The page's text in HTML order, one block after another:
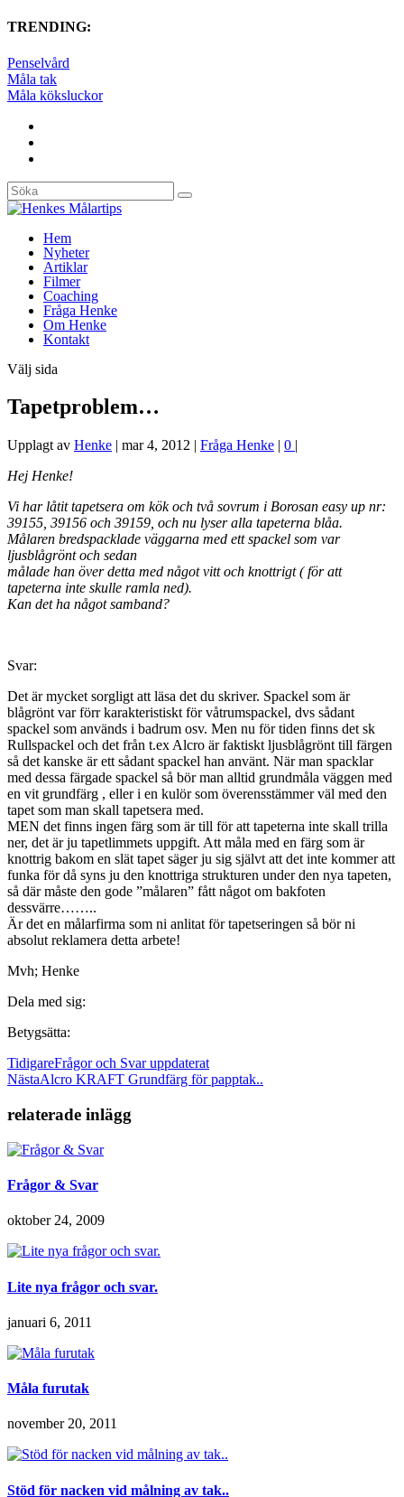
TRENDING:
Penselvård
Måla tak
Måla köksluckor
Hem
Nyheter
Artiklar
Filmer
Coaching
Fråga Henke
Om Henke
Kontakt
Välj sida
Tapetproblem…
Upplagt av Henke | mar 4, 2012 | Fråga Henke | 0 |
Hej Henke!
Vi har låtit tapetsera om kök och två sovrum i Borosan easy up nr:
39155, 39156 och 39159, och nu lyser alla tapeterna blåa.
Målaren bredspacklade väggarna med ett spackel som var
ljusblågrönt och sedan
målade han över detta med något vitt och knottrigt ( för att
tapeterna inte skulle ramla ned).
Kan det ha något samband?
Svar:
Det är mycket sorgligt att läsa det du skriver. Spackel som är
blågrönt var förr karakteristiskt för våtrumspackel, dvs sådant
spackel som används i badrum osv. Men nu för tiden finns det sk
Rullspackel och det från t.ex Alcro är faktiskt ljusblågrönt till färgen
så det kanske är ett sådant spackel han använt. När man spacklar
med dessa färgade spackel så bör man alltid grundmåla väggen med
en vit grundfärg , eller i en kulör som överensstämmer väl med den
tapet som man skall tapetsera med.
MEN det finns ingen färg som är till för att tapeterna inte skall trilla
ner, det är ju tapetlimmets uppgift. Att måla med en färg som är
knottrig bakom en slät tapet säger ju sig självt att det inte kommer att
funka för då syns ju den knottriga strukturen under den nya tapeten,
så där måste den gode ”målaren” fått något om bakfoten
dessvärre……..
Är det en målarfirma som ni anlitat för tapetseringen så bör ni
absolut reklamera detta arbete!
Mvh; Henke
Dela med sig:
Betygsätta:
TidigareFrågor och Svar uppdaterat
NästaAlcro KRAFT Grundfärg för papptak..
relaterade inlägg
Frågor & Svar
oktober 24, 2009
Lite nya frågor och svar.
januari 6, 2011
Måla furutak
november 20, 2011
Stöd för nacken vid målning av tak..